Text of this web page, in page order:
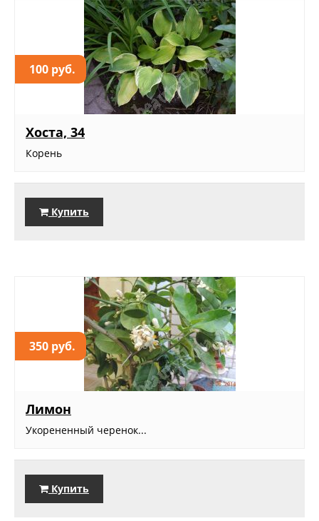
100 руб.
Хоста, 34
Корень
Купить
350 руб.
Лимон
Укорененный черенок...
Купить